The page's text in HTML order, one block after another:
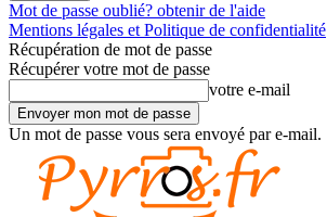
Mot de passe oublié? obtenir de l'aide
Mentions légales et Politique de confidentialité
Récupération de mot de passe
Récupérer votre mot de passe
votre e-mail
Un mot de passe vous sera envoyé par e-mail.